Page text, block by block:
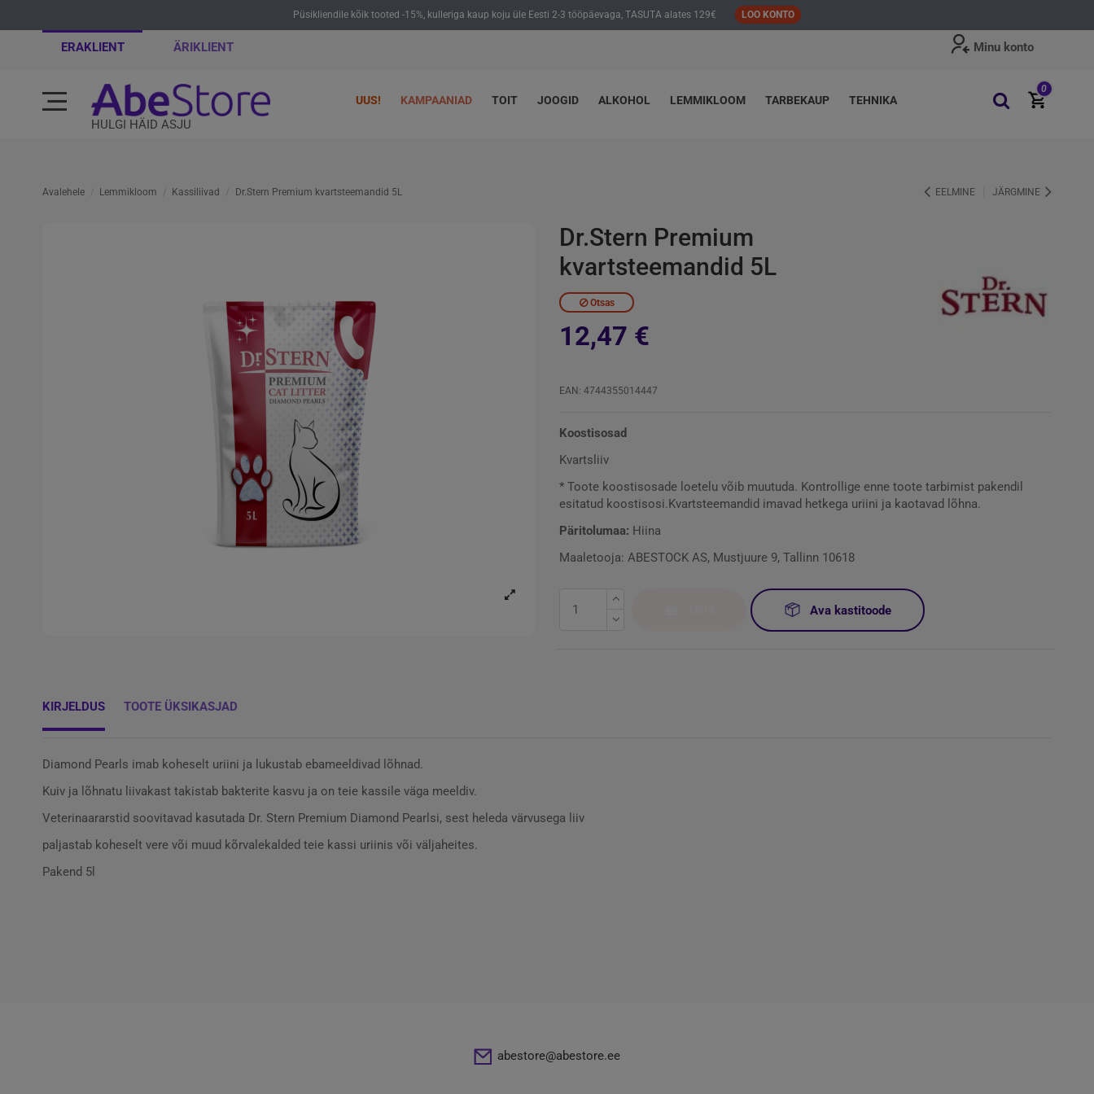
Püsikliendile kõik tooted -15%, kulleriga kaup koju üle Eesti 2-3 tööpäevaga, TASUTA alates 129€ LOO KONTO
ERAKLIENT ÄRIKLIENT Minu konto
HULGI HÄID ASJU
UUS! KAMPAANIAD TOIT JOOGID ALKOHOL LEMMIKLOOM TARBEKAUP TEHNIKA
0
Avalehele Lemmikloom Kassiliivad Dr.Stern Premium kvartsteemandid 5L EELMINE JÄRGMINE
Dr.Stern Premium
kvartsteemandid 5L
Otsas
12,47 €
EAN: 4744355014447
Koostisosad
Kvartsliiv
* Toote koostisosade loetelu võib muutuda. Kontrollige enne toote tarbimist pakendil
esitatud koostisosi.Kvartsteemandid imavad hetkega uriini ja kaotavad lõhna.
Päritolumaa: Hiina
Maaletooja: ABESTOCK AS, Mustjuure 9, Tallinn 10618
Ava kastitoode
KIRJELDUS TOOTE ÜKSIKASJAD
Diamond Pearls imab koheselt uriini ja lukustab ebameeldivad lõhnad.
Kuiv ja lõhnatu liivakast takistab bakterite kasvu ja on teie kassile väga meeldiv.
Veterinaararstid soovitavad kasutada Dr. Stern Premium Diamond Pearlsi, sest heleda värvusega liiv
paljastab koheselt vere või muud kõrvalekalded teie kassi uriinis või väljaheites.
Pakend 5l
abestore@abestore.ee